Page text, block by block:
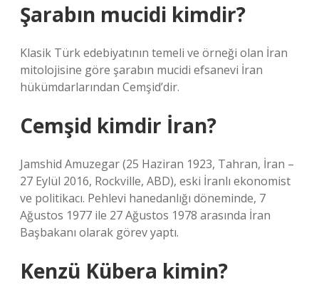
Şarabın mucidi kimdir?
Klasik Türk edebiyatının temeli ve örneği olan İran
mitolojisine göre şarabın mucidi efsanevi İran
hükümdarlarından Cemşid’dir.
Cemşid kimdir İran?
Jamshid Amuzegar (25 Haziran 1923, Tahran, İran –
27 Eylül 2016, Rockville, ABD), eski İranlı ekonomist
ve politikacı. Pehlevi hanedanlığı döneminde, 7
Ağustos 1977 ile 27 Ağustos 1978 arasında İran
Başbakanı olarak görev yaptı.
Kenzü Kübera kimin?